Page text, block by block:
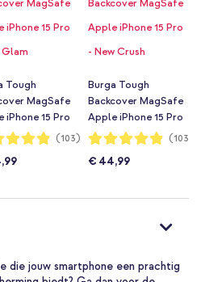
Tough
MagSafe
iPhone 15 Pro
Glam
(103)
Burga Tough
Backcover MagSafe
Apple iPhone 15 Pro
- New Crush
Waardering:
97%
(103)
€ 44,99
die jouw smartphone een prachtig